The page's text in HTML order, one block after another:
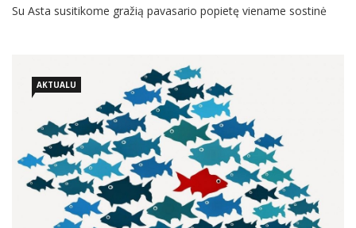
Su Asta susitikome gražią pavasario popietę viename sostinė
ramiai pabendrausime, tačiau tik dar kartą pasitvirtino: mes
AKTUALU